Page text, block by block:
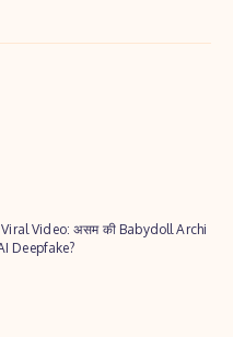
Video: असम की Babydoll Archi
Deepfake?